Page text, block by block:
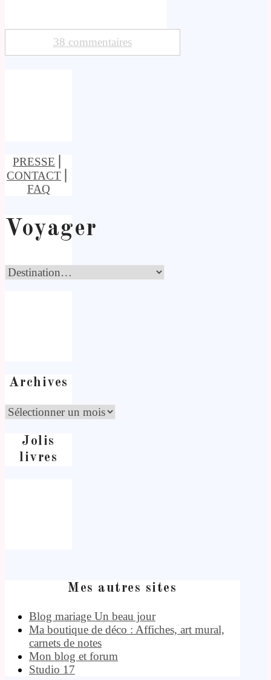
38 commentaires
PRESSE
CONTACT
FAQ
Voyager
Archives
Jolis
livres
Mes autres sites
Blog mariage Un beau jour
Ma boutique de déco : Affiches, art mural,
carnets de notes
Mon blog et forum
Studio 17